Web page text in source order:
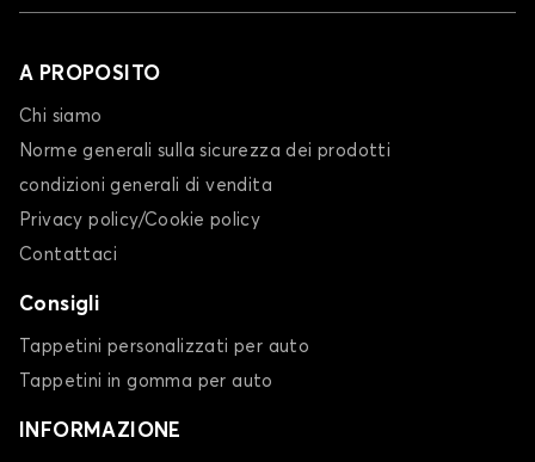
A PROPOSITO
Chi siamo
Norme generali sulla sicurezza dei prodotti
condizioni generali di vendita
Privacy policy/Cookie policy
Contattaci
Consigli
Tappetini personalizzati per auto
Tappetini in gomma per auto
INFORMAZIONE